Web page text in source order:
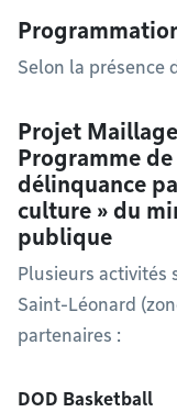
Selon la présence
Projet
Programme
délinquance
culture » du
publique
Plusieurs activités
Saint-Léonard
partenaires :
DOD Basketball